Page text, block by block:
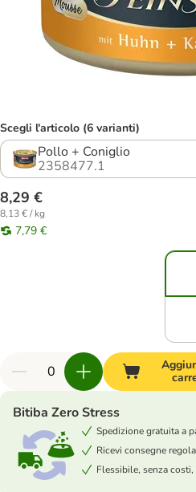
Scegli l'articolo (6 varianti)
Pollo + Coniglio
2358477.1
8,29 €
8,13 € / kg
7,79 €
Bitiba Zero Stress
Spedizione gratuita a
Ricevi consegne
Flessibile, senza